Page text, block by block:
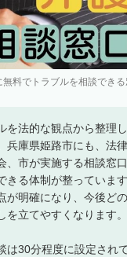
料でトラブルを相談でき
を法的な観点から整理
兵庫県姫路市にも、法
、市が実施する相談窓
きる体制が整っていま
が明確になり、今後ど
を立てやすくなります。
は30分程度に設定され